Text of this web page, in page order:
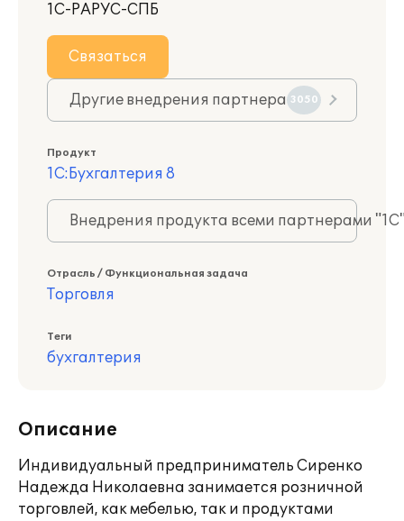
1С-РАРУС-СПБ
Связаться
Другие внедрения партнера 3050
Продукт
1С:Бухгалтерия 8
Внедрения продукта всеми партнерами
Отрасль / Функциональная задача
Торговля
Теги
бухгалтерия
Описание
Индивидуальный предприниматель Сиренко
Надежда Николаевна занимается розничной
торговлей, как мебелью, так и продуктами